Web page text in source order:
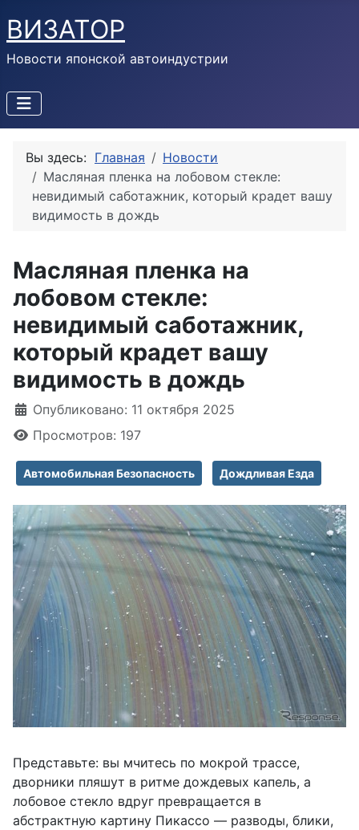
ВИЗАТОР
Новости японской автоиндустрии
Вы здесь: Главная
Новости
Масляная пленка на лобовом стекле:
невидимый саботажник, который крадет вашу
видимость в дождь
Масляная пленка на
лобовом стекле:
невидимый саботажник,
который крадет вашу
видимость в дождь
Информация о материале
Опубликовано: 11 октября 2025
Просмотров: 197
Автомобильная Безопасность Дождливая Езда
Представьте: вы мчитесь по мокрой трассе,
дворники пляшут в ритме дождевых капель, а
лобовое стекло вдруг превращается в
абстрактную картину Пикассо — разводы, блики,